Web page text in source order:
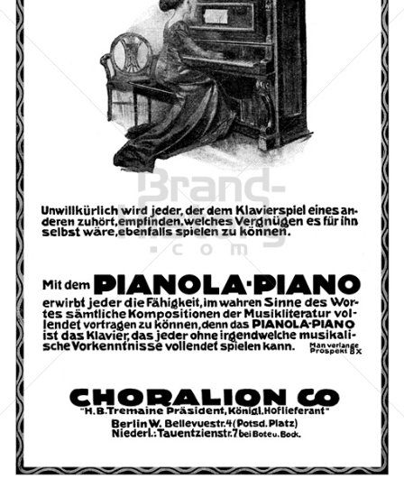
CHORALION CO., Berlin Choralion Co., Berlin
Bild-ID: 46461